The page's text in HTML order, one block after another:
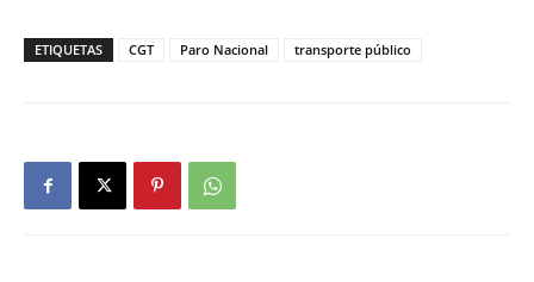
ETIQUETAS CGT Paro Nacional transporte público